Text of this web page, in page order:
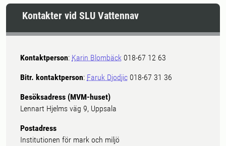
Kontakter vid SLU Vattennav
Kontaktperson: Karin Blombäck 018-67 12 63
Bitr. kontaktperson: Faruk Djodjic 018-67 31 36
Besöksadress (MVM-huset)
Lennart Hjelms väg 9, Uppsala
Postadress
Institutionen för mark och miljö